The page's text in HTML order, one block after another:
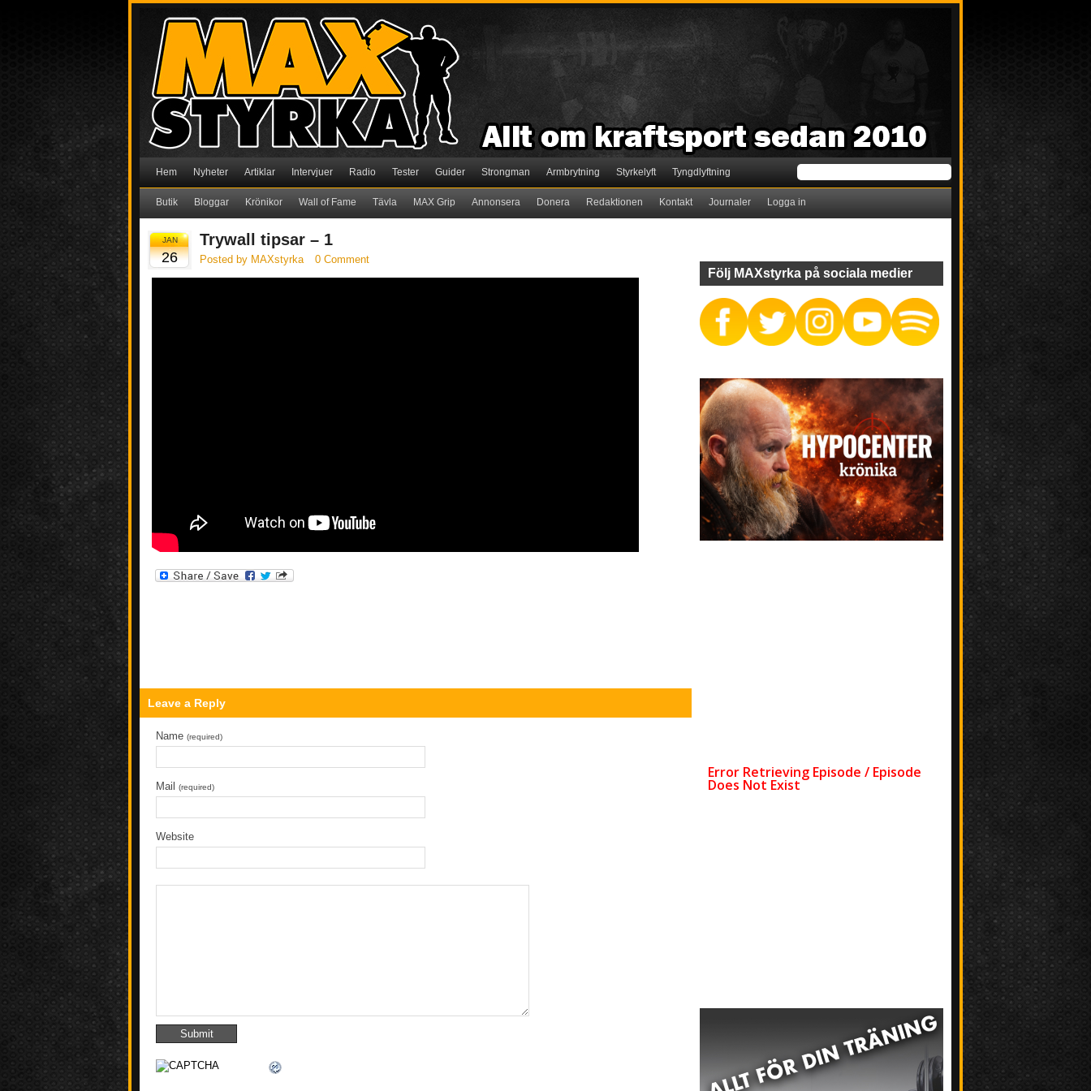
Hem Nyheter Artiklar Intervjuer Radio Tester Guider Strongman Armbrytning Styrkelyft Tyngdlyftning
Butik Bloggar Krönikor Wall of Fame Tävla MAX Grip Annonsera Donera Redaktionen Kontakt Journaler Logga in
JAN
26
Trywall tipsar – 1
Posted by MAXstyrka 0 Comment
Leave a Reply
Name (required)
Mail (required)
Website
Följ MAXstyrka på sociala medier